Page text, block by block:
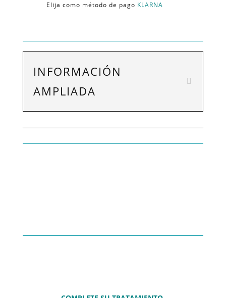
Elija como método de pago KLARNA
INFORMACIÓN
AMPLIADA